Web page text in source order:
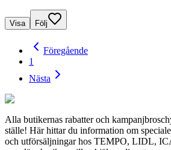
Visa Följ
Föregående
1
Nästa
Alla butikernas rabatter och
ställe! Här hittar du information om
och utförsäljningar hos TEMPO, LIDL,